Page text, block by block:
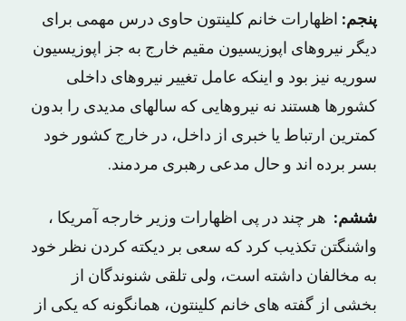
پنجم:
اظهارات خانم کلینتون حاوی درس مهمی برای
دیگر نیروهای اپوزیسیون مقیم خارج به جز اپوزیسیون
سوریه نیز بود و اینکه عامل تغییر نیروهای داخلی
کشورها هستند نه نیروهایی که سالهای مدیدی را بدون
کمترین ارتباط یا خبری از داخل، در خارج کشور خود
بسر برده اند و حال مدعی رهبری مردمند.
ششم: هر چند در پی اظهارات وزیر خارجه آمریکا ،
واشنگتن تکذیب کرد که سعی بر دیکته کردن نظر خود
به مخالفان داشته است، ولی تلقی شنوندگان از
بخشی از گفته های خانم کلینتون، همانگونه که یکی از